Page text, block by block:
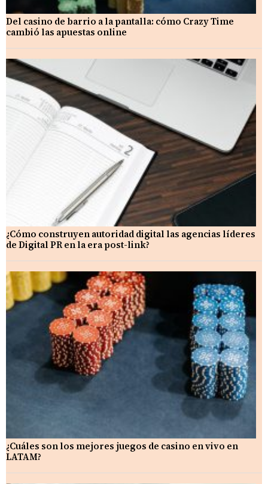
Del casino de barrio a la pantalla: cómo Crazy Time
cambió las apuestas online
¿Cómo construyen autoridad digital las agencias líderes
de Digital PR en la era post-link?
¿Cuáles son los mejores juegos de casino en vivo en
LATAM?